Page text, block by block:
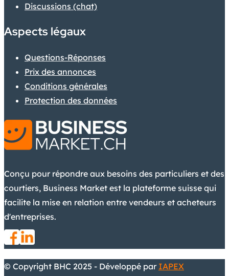
Discussions (chat)
Aspects légaux
Questions-Réponses
Prix des annonces
Conditions générales
Protection des données
Conçu pour répondre aux besoins des particuliers et des
courtiers, Business Market est la plateforme suisse qui
facilite la mise en relation entre vendeurs et acheteurs
d'entreprises.
© Copyright BHC 2025 - Développé par IAPEX